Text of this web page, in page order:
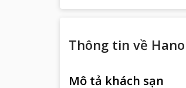
Thông tin về
Mô tả khách sạn